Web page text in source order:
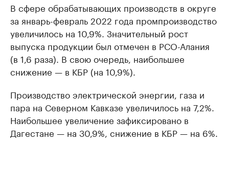
В сфере обрабатывающих производств в округе
за январь-февраль 2022 года промпроизводство
увеличилось на 10,9%. Значительный рост
выпуска продукции был отмечен в РСО-Алания
(в 1,6 раза). В свою очередь, наибольшее
снижение — в КБР (на 10,9%).
Производство электрической энергии, газа и
пара на Северном Кавказе увеличилось на 7,2%.
Наибольшее увеличение зафиксировано в
Дагестане — на 30,9%, снижение в КБР — на 6%.